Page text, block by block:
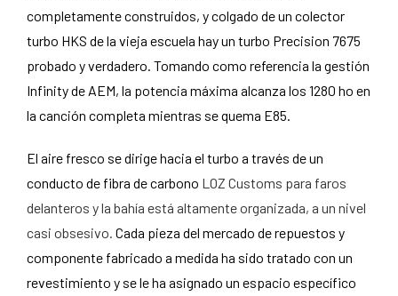
completamente construidos, y colgado de un colector
turbo HKS de la vieja escuela hay un turbo Precision 7675
probado y verdadero. Tomando como referencia la gestión
Infinity de AEM, la potencia máxima alcanza los 1280 ho en
la canción completa mientras se quema E85.
El aire fresco se dirige hacia el turbo a través de un
conducto de fibra de carbono LOZ Customs para faros
delanteros y la bahía está altamente organizada, a un nivel
casi obsesivo. Cada pieza del mercado de repuestos y
componente fabricado a medida ha sido tratado con un
revestimiento y se le ha asignado un espacio específico